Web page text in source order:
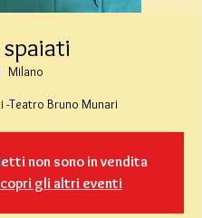
Milano
-Teatro Bruno Munari
non sono in vendita
gli altri eventi